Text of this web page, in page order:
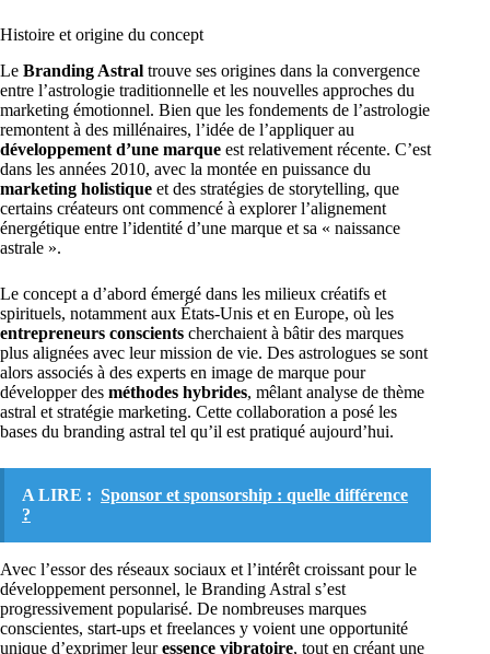
Histoire et origine du concept
Le Branding Astral trouve ses origines dans la convergence
entre l’astrologie traditionnelle et les nouvelles approches du
marketing émotionnel. Bien que les fondements de l’astrologie
remontent à des millénaires, l’idée de l’appliquer au
développement d’une marque est relativement récente. C’est
dans les années 2010, avec la montée en puissance du
marketing holistique et des stratégies de storytelling, que
certains créateurs ont commencé à explorer l’alignement
énergétique entre l’identité d’une marque et sa « naissance
astrale ».
Le concept a d’abord émergé dans les milieux créatifs et
spirituels, notamment aux États-Unis et en Europe, où les
entrepreneurs conscients cherchaient à bâtir des marques
plus alignées avec leur mission de vie. Des astrologues se sont
alors associés à des experts en image de marque pour
développer des méthodes hybrides, mêlant analyse de thème
astral et stratégie marketing. Cette collaboration a posé les
bases du branding astral tel qu’il est pratiqué aujourd’hui.
A LIRE : Sponsor et sponsorship : quelle différence
?
Avec l’essor des réseaux sociaux et l’intérêt croissant pour le
développement personnel, le Branding Astral s’est
progressivement popularisé. De nombreuses marques
conscientes, start-ups et freelances y voient une opportunité
unique d’exprimer leuressence vibratoire, tout en créant une